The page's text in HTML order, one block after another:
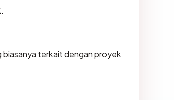
terkait dengan proyek